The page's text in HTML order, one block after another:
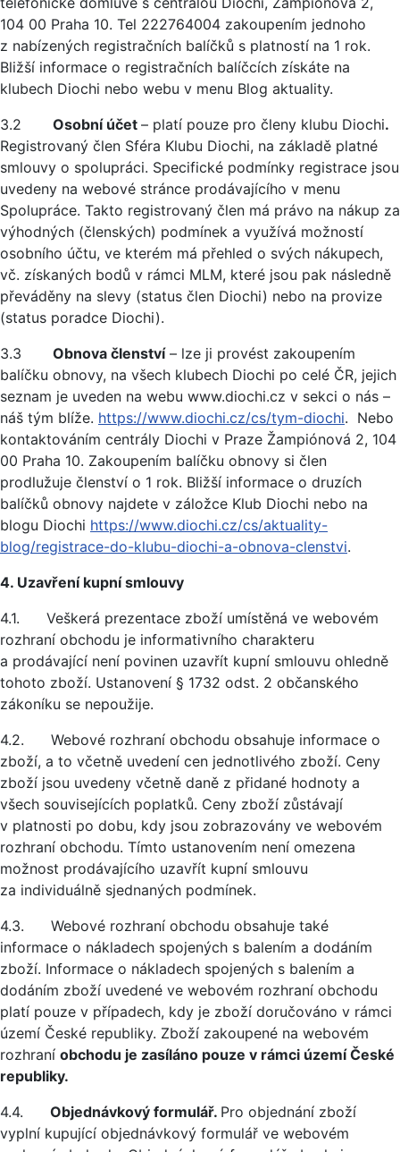
104 00 Praha 10. Tel 222764004 zakoupením jednoho
z nabízených registračních balíčků s platností na 1 rok.
Bližší informace o registračních balíčcích získáte na
klubech Diochi nebo webu v menu Blog aktuality.
3.2 Osobní účet – platí pouze pro členy klubu Diochi.
Registrovaný člen Sféra Klubu Diochi, na základě platné
smlouvy o spolupráci. Specifické podmínky registrace jsou
uvedeny na webové stránce prodávajícího v menu
Spolupráce. Takto registrovaný člen má právo na nákup za
výhodných (členských) podmínek a využívá možností
osobního účtu, ve kterém má přehled o svých nákupech,
vč. získaných bodů v rámci MLM, které jsou pak následně
převáděny na slevy (status člen Diochi) nebo na provize
(status poradce Diochi).
3.3 Obnova členství– lze ji provést zakoupením
balíčku obnovy, na všech klubech Diochi po celé ČR, jejich
seznam je uveden na webu www.diochi.cz v sekci o nás –
náš tým blíže. https://www.diochi.cz/cs/tym-diochi. Nebo
kontaktováním centrály Diochi v Praze Žampiónová 2, 104
00 Praha 10. Zakoupením balíčku obnovy si člen
prodlužuje členství o 1 rok. Bližší informace o druzích
balíčků obnovy najdete v záložce Klub Diochi nebo na
blogu Diochi https://www.diochi.cz/cs/aktuality-
blog/registrace-do-klubu-diochi-a-obnova-clenstvi.
4. Uzavření kupní smlouvy
4.1. Veškerá prezentace zboží umístěná ve webovém
rozhraní obchodu je informativního charakteru
a prodávající není povinen uzavřít kupní smlouvu ohledně
tohoto zboží. Ustanovení § 1732 odst. 2 občanského
zákoníku se nepoužije.
4.2. Webové rozhraní obchodu obsahuje informace o
zboží, a to včetně uvedení cen jednotlivého zboží. Ceny
zboží jsou uvedeny včetně daně z přidané hodnoty a
všech souvisejících poplatků. Ceny zboží zůstávají
v platnosti po dobu, kdy jsou zobrazovány ve webovém
rozhraní obchodu. Tímto ustanovením není omezena
možnost prodávajícího uzavřít kupní smlouvu
za individuálně sjednaných podmínek.
4.3. Webové rozhraní obchodu obsahuje také
informace o nákladech spojených s balením a dodáním
zboží. Informace o nákladech spojených s balením a
dodáním zboží uvedené ve webovém rozhraní obchodu
platí pouze v případech, kdy je zboží doručováno v rámci
území České republiky. Zboží zakoupené na webovém
rozhraní obchodu je zasíláno pouze v rámci území České
republiky.
4.4. Objednávkový formulář. Pro objednání zboží
vyplní kupující objednávkový formulář ve webovém